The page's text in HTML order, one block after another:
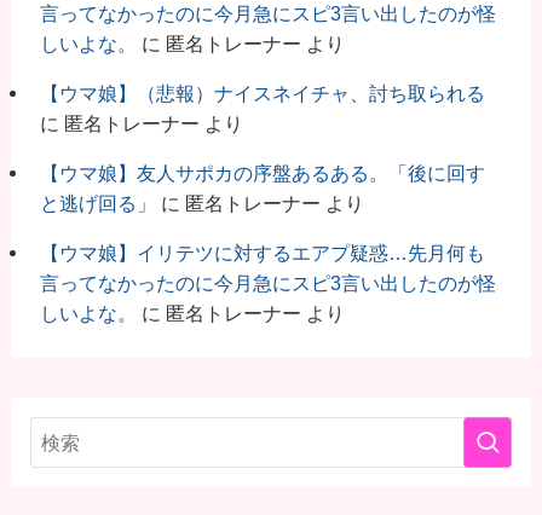
言ってなかったのに今月急にスピ3言い出したのが怪
しいよな。
に 匿名トレーナー より
【ウマ娘】（悲報）ナイスネイチャ、討ち取られる
に 匿名トレーナー より
【ウマ娘】友人サポカの序盤あるある。「後に回す
と逃げ回る」
に 匿名トレーナー より
【ウマ娘】イリテツに対するエアプ疑惑…先月何も
言ってなかったのに今月急にスピ3言い出したのが怪
しいよな。
に 匿名トレーナー より